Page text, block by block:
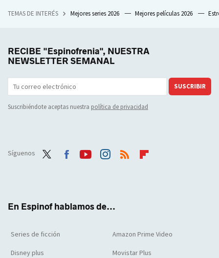
TEMAS DE INTERÉS Mejores series 2026 Mejores películas 2026
RECIBE "Espinofrenia", NUESTRA
NEWSLETTER SEMANAL
SUSCRIBIR
Suscribiéndote aceptas nuestra política de privacidad
Síguenos
En Espinof hablamos de...
Series de ficción Amazon Prime Video
Disney plus Movistar Plus